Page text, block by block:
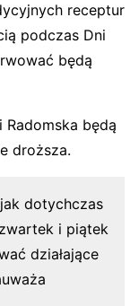
receptur
podczas Dni
będą
będą
droższa.
dotychczas
i piątek
działające